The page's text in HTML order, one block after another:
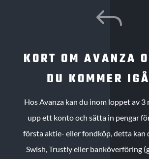
J
KORT OM AVANZA
DU KOMMER
Hos Avanza kan du inom loppet av
upp ett konto och sätta in pengar
första aktie- eller fondköp, detta kan
Swish, Trustly eller banköverföring